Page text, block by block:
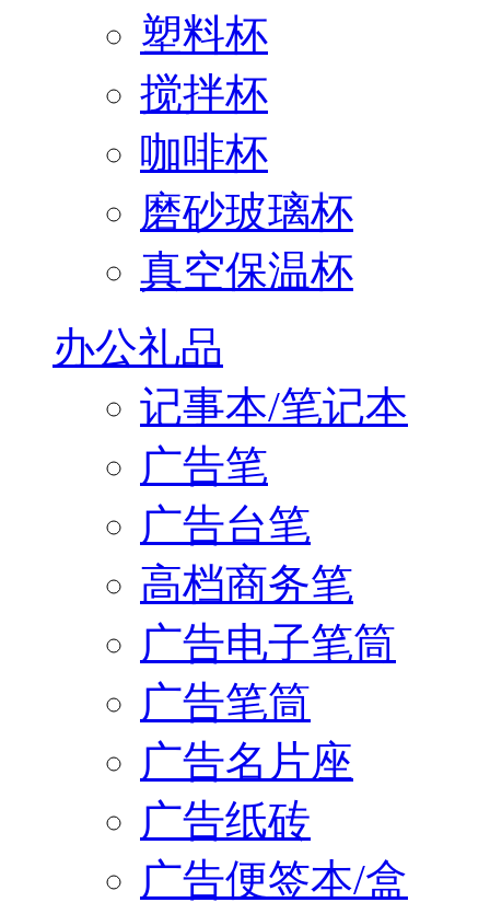
塑料杯
搅拌杯
咖啡杯
磨砂玻璃杯
真空保温杯
办公礼品
记事本/笔记本
广告笔
广告台笔
高档商务笔
广告电子笔筒
广告笔筒
广告名片座
广告纸砖
广告便签本/盒